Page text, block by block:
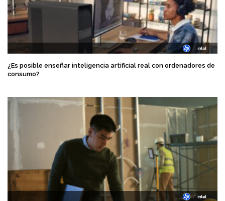
¿Es posible enseñar inteligencia artificial real con ordenadores de
consumo?